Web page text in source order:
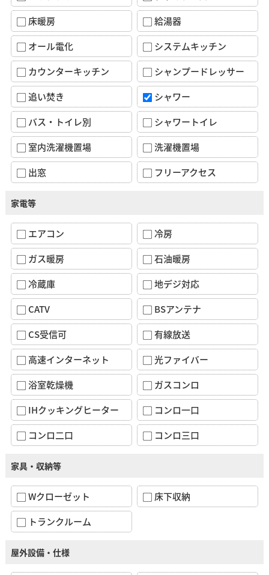
床暖房
給湯器
オール電化
システムキッチン
カウンターキッチン
シャンプードレッサー
追い焚き
シャワー
バス・トイレ別
シャワートイレ
室内洗濯機置場
洗濯機置場
出窓
フリーアクセス
家電等
エアコン
冷房
ガス暖房
石油暖房
冷蔵庫
地デジ対応
CATV
BSアンテナ
CS受信可
有線放送
高速インターネット
光ファイバー
浴室乾燥機
ガスコンロ
IHクッキングヒーター
コンロ一口
コンロ二口
コンロ三口
家具・収納等
Wクローゼット
床下収納
トランクルーム
屋外設備・仕様